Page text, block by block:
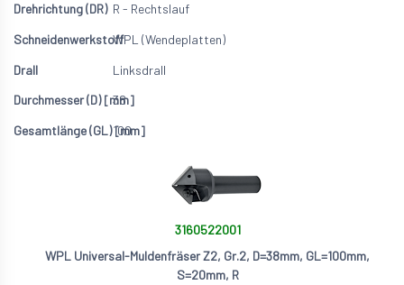
R - Rechtslauf
WPL (Wendeplatten)
Linksdrall
38
100
3160522001
WPL Universal-Muldenfräser Z2, Gr.2, D=38mm, GL=100mm,
S=20mm, R